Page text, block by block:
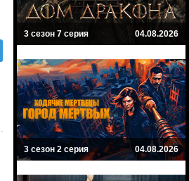
3 сезон 7 серия 04.08.2026
3 сезон 2 серия 04.08.2026